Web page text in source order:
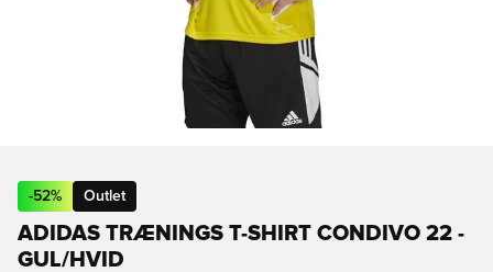
-52% Outlet
ADIDAS TRÆNINGS T-SHIRT CONDIVO 22 -
GUL/HVID